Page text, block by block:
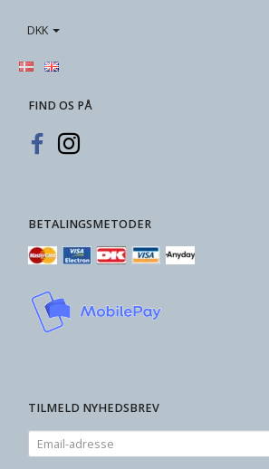
DKK
FIND OS PÅ
BETALINGSMETODER
TILMELD NYHEDSBREV
Email-
adresse